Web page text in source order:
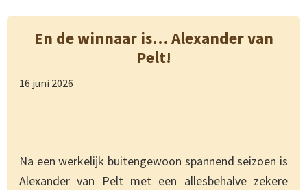
En de winnaar is… Alexander van
Pelt!
16 juni 2026
Na een werkelijk buitengewoon spannend seizoen is
Alexander van Pelt met een allesbehalve zekere